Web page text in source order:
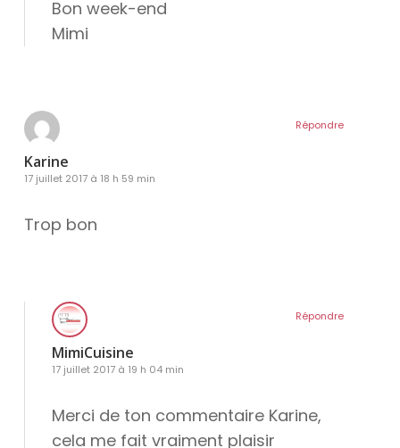
Bon week-end
Mimi
Karine
17 juillet 2017 à 18 h 59 min
Trop bon
Répondre
MimiCuisine
17 juillet 2017 à 19 h 04 min
Merci de ton commentaire Karine,
cela me fait vraiment plaisir
Répondre